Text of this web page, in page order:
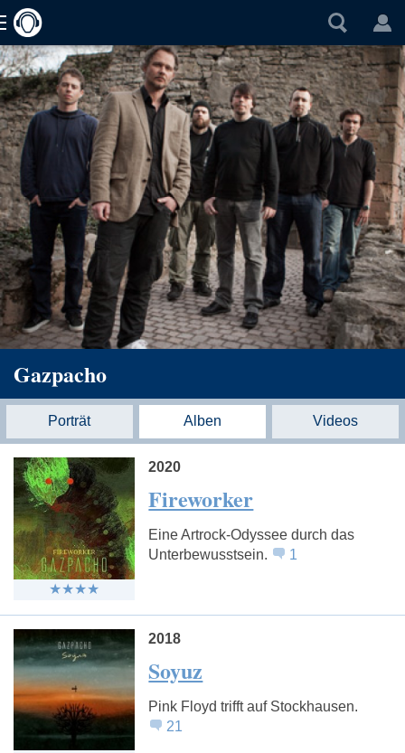
Gazpacho
Porträt Alben Videos
2020
Fireworker
Eine Artrock-Odyssee durch das
Unterbewusstsein.
1
2018
Soyuz
Pink Floyd trifft auf Stockhausen.
21